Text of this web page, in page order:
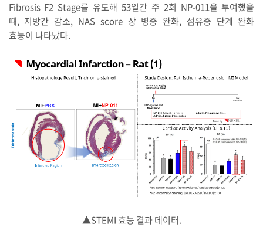
Fibrosis F2 Stage를 유도해 53일간 주 2회 NP-011을 투여했을
때, 지방간 감소, NAS score 상 병증 완화, 섬유증 단계 완화
효능이 나타났다.
▲STEMI 효능 결과 데이터.